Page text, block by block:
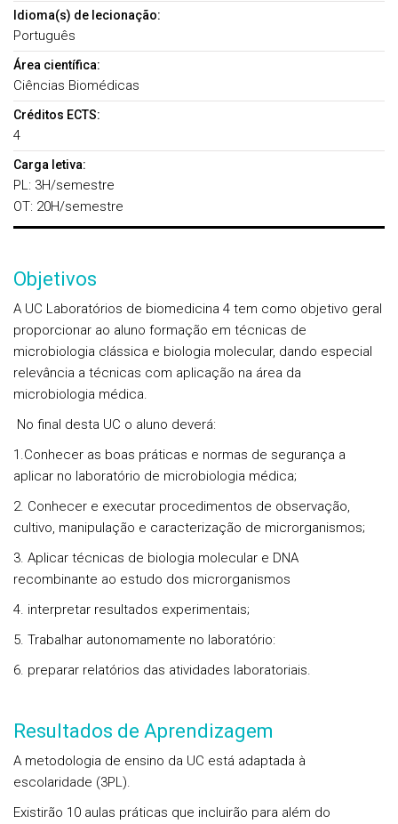
Idioma(s) de lecionação:
Português
Área científica:
Ciências Biomédicas
Créditos ECTS:
4
Carga letiva:
PL: 3H/semestre
OT: 20H/semestre
Objetivos
A UC Laboratórios de biomedicina 4 tem como objetivo geral
proporcionar ao aluno formação em técnicas de
microbiologia clássica e biologia molecular, dando especial
relevância a técnicas com aplicação na área da
microbiologia médica.
No final desta UC o aluno deverá:
1.Conhecer as boas práticas e normas de segurança a
aplicar no laboratório de microbiologia médica;
2. Conhecer e executar procedimentos de observação,
cultivo, manipulação e caracterização de microrganismos;
3. Aplicar técnicas de biologia molecular e DNA
recombinante ao estudo dos microrganismos
4. interpretar resultados experimentais;
5. Trabalhar autonomamente no laboratório:
6. preparar relatórios das atividades laboratoriais.
Resultados de Aprendizagem
A metodologia de ensino da UC está adaptada à
escolaridade (3PL).
Existirão 10 aulas práticas que incluirão para além do